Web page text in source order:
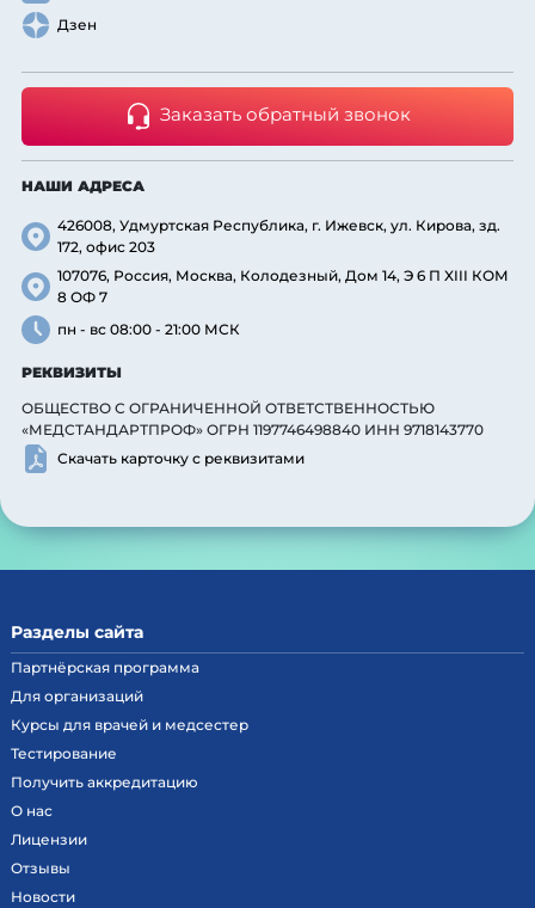
Дзен
Заказать обратный звонок
НАШИ АДРЕСА
426008, Удмуртская Республика, г. Ижевск, ул. Кирова, зд.
172, офис 203
107076, Россия, Москва, Колодезный, Дом 14, Э 6 П XIII КОМ
8 ОФ 7
пн - вс 08:00 - 21:00 МСК
РЕКВИЗИТЫ
ОБЩЕСТВО С ОГРАНИЧЕННОЙ ОТВЕТСТВЕННОСТЬЮ
«МЕДСТАНДАРТПРОФ» ОГРН 1197746498840 ИНН 9718143770
Скачать карточку с реквизитами
Разделы сайта
Партнёрская программа
Для организаций
Курсы для врачей и медсестер
Тестирование
Получить аккредитацию
О нас
Лицензии
Отзывы
Новости